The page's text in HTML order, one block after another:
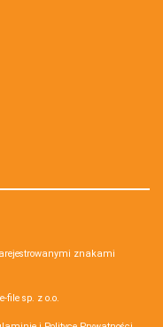
znakami
e-file sp. z o.o.